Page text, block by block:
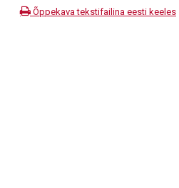
Õppekava tekstifailina eesti keeles